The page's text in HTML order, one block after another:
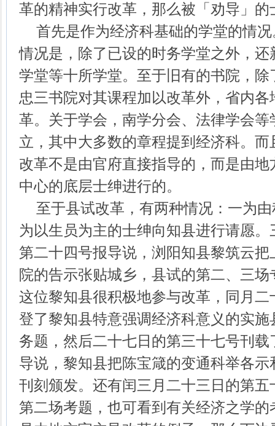
革的精神实行改革，那么被「劝导」
首先是作为经济科基础的学堂的情况
情况是，除了已设的时务学堂之外，
学堂等十所学堂。至于旧有的书院，
忠三书院对其课程加以改革外，省内
革。关于学会，南学分会、法律学会
立，其中大多数的章程提到经济科。
改革不是由官府直接指导的，而是由
中心的底层士绅进行的。
至于县试改革，有两种情况：一为由
为以生员为主的士绅向知县进行请愿
第二十四号报导说，浏阳知县黎筑云
院的告示张贴城乡，县试的第二、三
这位黎知县很积极地参与改革，同月
登了黎知县特意强调经济科意义的实
务题，然后二十七日的第三十七号刊
导说，黎知县把陈宝箴的变通科举各
刊刻颁发。还有闰三月二十三日的第
第二场考题，也可看到有关经济之学